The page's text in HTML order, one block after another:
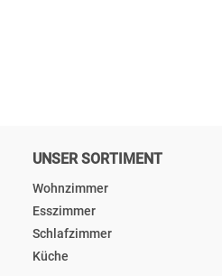
UNSER SORTIMENT
Wohnzimmer
Esszimmer
Schlafzimmer
Küche